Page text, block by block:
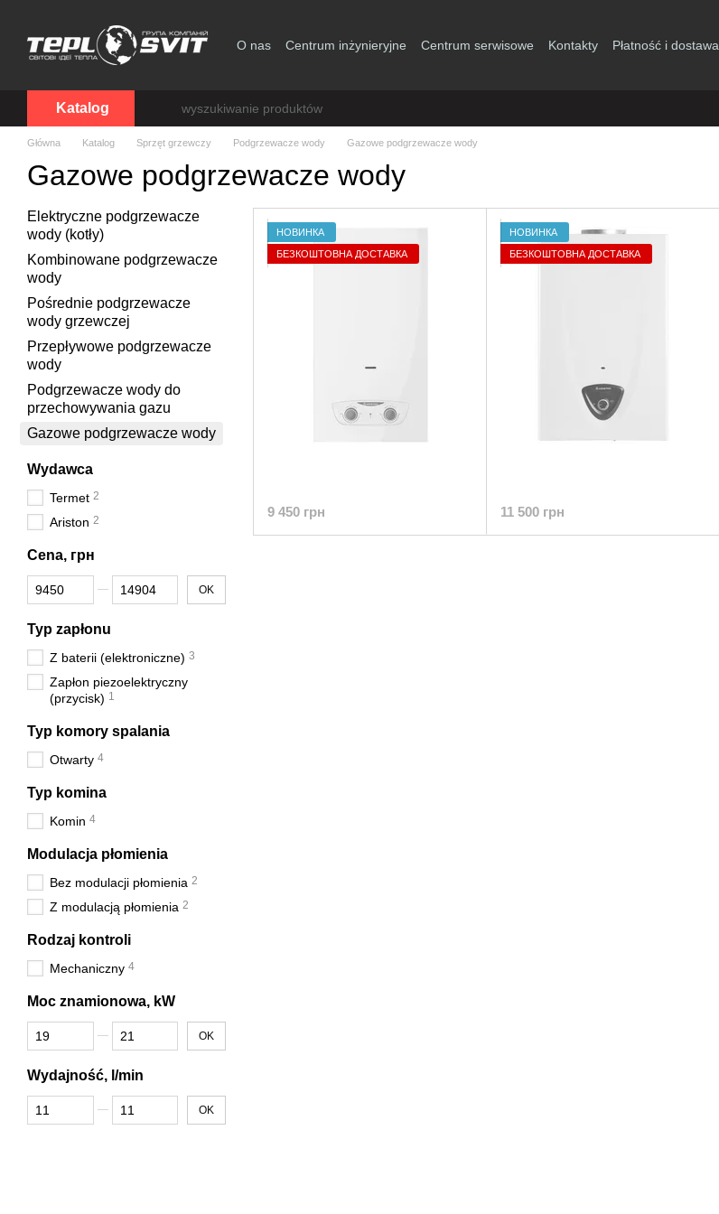
O nas Centrum inżynieryjne Centrum serwisowe Kontakty Płatność i dostawa
Katalog
Główna Katalog Sprzęt grzewczy Podgrzewacze wody Gazowe podgrzewacze wody
Gazowe podgrzewacze wody
НОВИНКА
БЕЗКОШТОВНА ДОСТАВКА
9 450 грн
НОВИНКА
БЕЗКОШТОВНА ДОСТАВКА
11 500 грн
Elektryczne podgrzewacze
wody (kotły)
Kombinowane podgrzewacze
wody
Pośrednie podgrzewacze
wody grzewczej
Przepływowe podgrzewacze
wody
Podgrzewacze wody do
przechowywania gazu
Gazowe podgrzewacze wody
Wydawca
Termet 2
Ariston 2
Cena, грн
Od Cena, грн
Do Cena, грн OK
Typ zapłonu
Z baterii (elektroniczne) 3
Zapłon piezoelektryczny
(przycisk) 1
Typ komory spalania
Otwarty 4
Typ komina
Komin 4
Modulacja płomienia
Bez modulacji płomienia 2
Z modulacją płomienia 2
Rodzaj kontroli
Mechaniczny 4
Moc znamionowa, kW
Od Moc znamionowa, kW
Do Moc znamionowa, kW OK
Wydajność, l/min
Od Wydajność, l/min
Do Wydajność, l/min OK